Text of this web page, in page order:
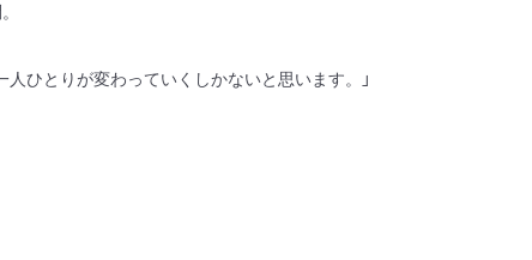
ひとりが変わっていくしかないと思います。」